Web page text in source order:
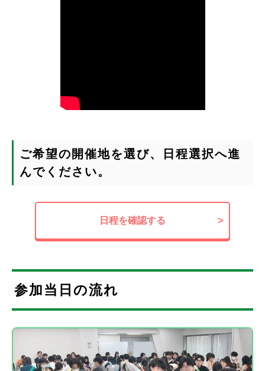
ご希望の開催地を選び、日程選択へ進
んでください。
日程を確認する >
参加当日の流れ